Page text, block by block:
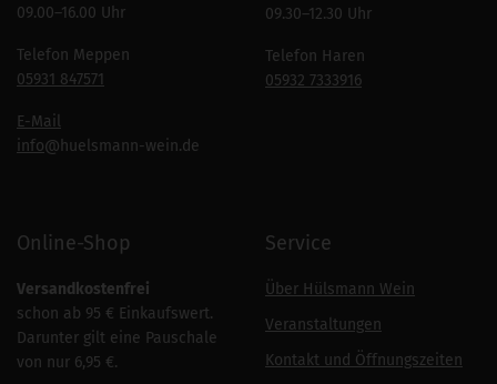
09.00–16.00 Uhr
Telefon Meppen
05931 847571
E-Mail
info@huelsmann-wein.de
09.30–12.30 Uhr
Telefon Haren
05932 7333916
Online-Shop
Versandkostenfrei
schon ab 95 € Einkaufswert.
Darunter gilt eine Pauschale
von nur 6,95 €.
Service
Über Hülsmann Wein
Veranstaltungen
Kontakt und Öffnungszeiten